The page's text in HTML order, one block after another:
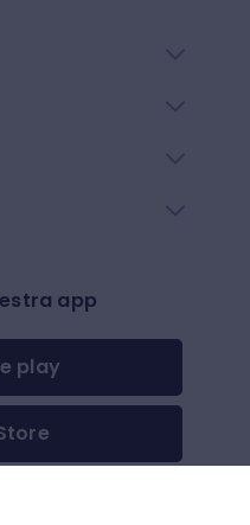
app
play